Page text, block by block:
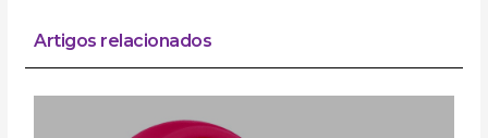
Artigos relacionados